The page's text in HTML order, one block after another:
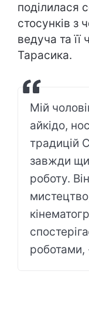
поділилася
стосунків з
ведуча та її
Тарасика.
Мій
айкідо,
традицій
завжди
роботу.